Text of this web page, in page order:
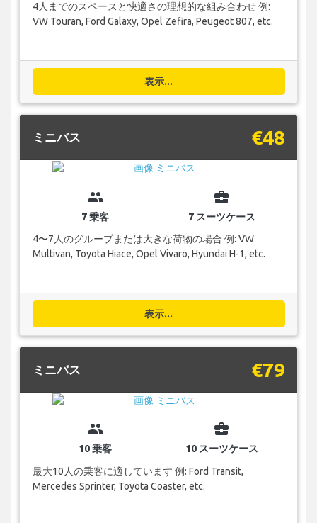
4人までのスペースと快適さの理想的な組み合わせ 例:
VW Touran, Ford Galaxy, Opel Zefira, Peugeot 807, etc.
表示...
ミニバス €48
group
7 乗客
business_center
7 スーツケース
4〜7人のグループまたは大きな荷物の場合 例: VW
Multivan, Toyota Hiace, Opel Vivaro, Hyundai H-1, etc.
表示...
ミニバス €79
group
10 乗客
business_center
10 スーツケース
最大10人の乗客に適しています 例: Ford Transit,
Mercedes Sprinter, Toyota Coaster, etc.